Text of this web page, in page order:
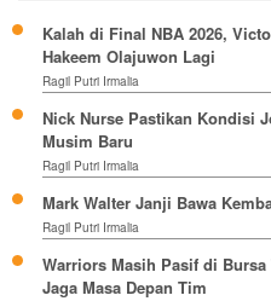
Kalah di Final NBA 2026,
Hakeem Olajuwon Lagi
Ragil Putri Irmalia
Nick Nurse Pastikan Kondisi
Musim Baru
Ragil Putri Irmalia
Mark Walter Janji Bawa
Ragil Putri Irmalia
Warriors Masih Pasif di
Jaga Masa Depan Tim